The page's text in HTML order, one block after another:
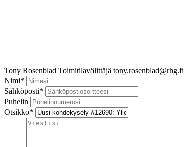
Tony Rosenblad Toimitilavälittäjä tony.rosenblad@rhg.fi
Nimi*
Sähköposti*
Puhelin
Otsikko*